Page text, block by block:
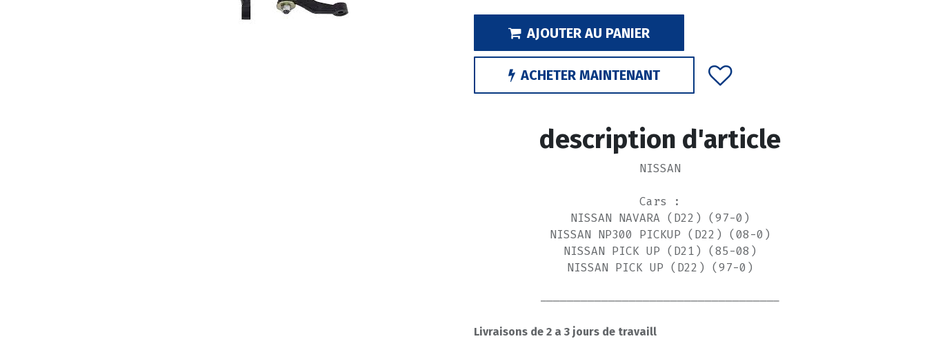
AJOUTER AU PANIER
ACHETER MAINTENANT
description d'article
NISSAN
Cars :
NISSAN NAVARA (D22) (97-0)
NISSAN NP300 PICKUP (D22) (08-0)
NISSAN PICK UP (D21) (85-08)
NISSAN PICK UP (D22) (97-0)
-----------------------------------
Livraisons de 2 a 3 jours de travaill